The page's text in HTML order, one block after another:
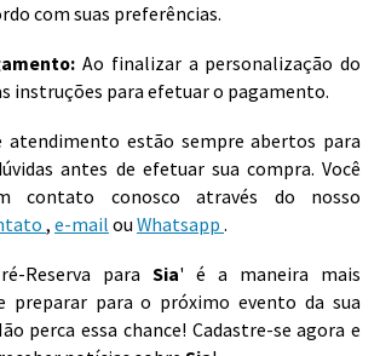
com suas preferências.
Ao finalizar a personalização do
instruções para efetuar o pagamento.
atendimento estão sempre abertos para
antes de efetuar sua compra. Você
contato conosco através do nosso
, e-mail ou Whatsapp .
Reserva para Sia' é a maneira mais
preparar para o próximo evento da sua
perca essa chance! Cadastre-se agora e